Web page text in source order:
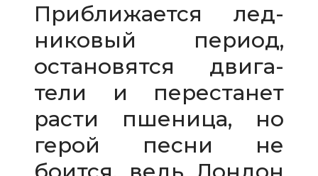
Приближается лед­
ни­ко­вый период,
оста­но­вятся дви­га­
тели и пере­ста­нет
расти пше­ница, но
герой песни не